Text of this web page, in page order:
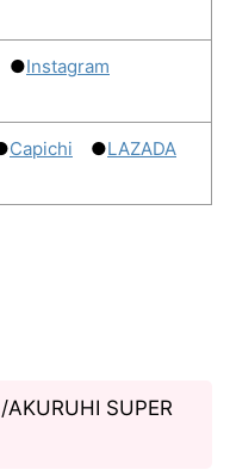
●Instagram
Capichi ●LAZADA
SUPER